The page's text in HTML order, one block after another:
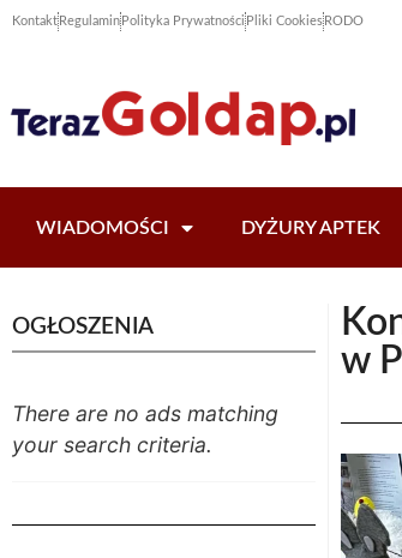
Kontakt Regulamin Polityka Prywatności Pliki Cookies RODO
WIADOMOŚCI DYŻURY APTEK
OGŁOSZENIA
There are no ads matching
your search criteria.
w